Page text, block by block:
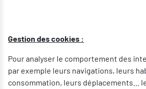
Gestion des cookies :
Pour analyser le comportement des
par exemple leurs navigations, leurs
consommation, leurs déplacements…